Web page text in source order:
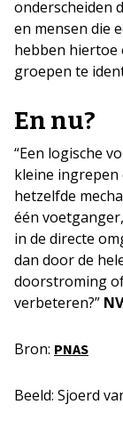
onderscheiden
en mensen die
hebben hiertoe
groepen te
En nu?
“Een logische
kleine ingrepen
hetzelfde
één
in de directe
dan door de
doorstroming
verbeteren?” NV
Bron: PNAS
Beeld: Sjoerd